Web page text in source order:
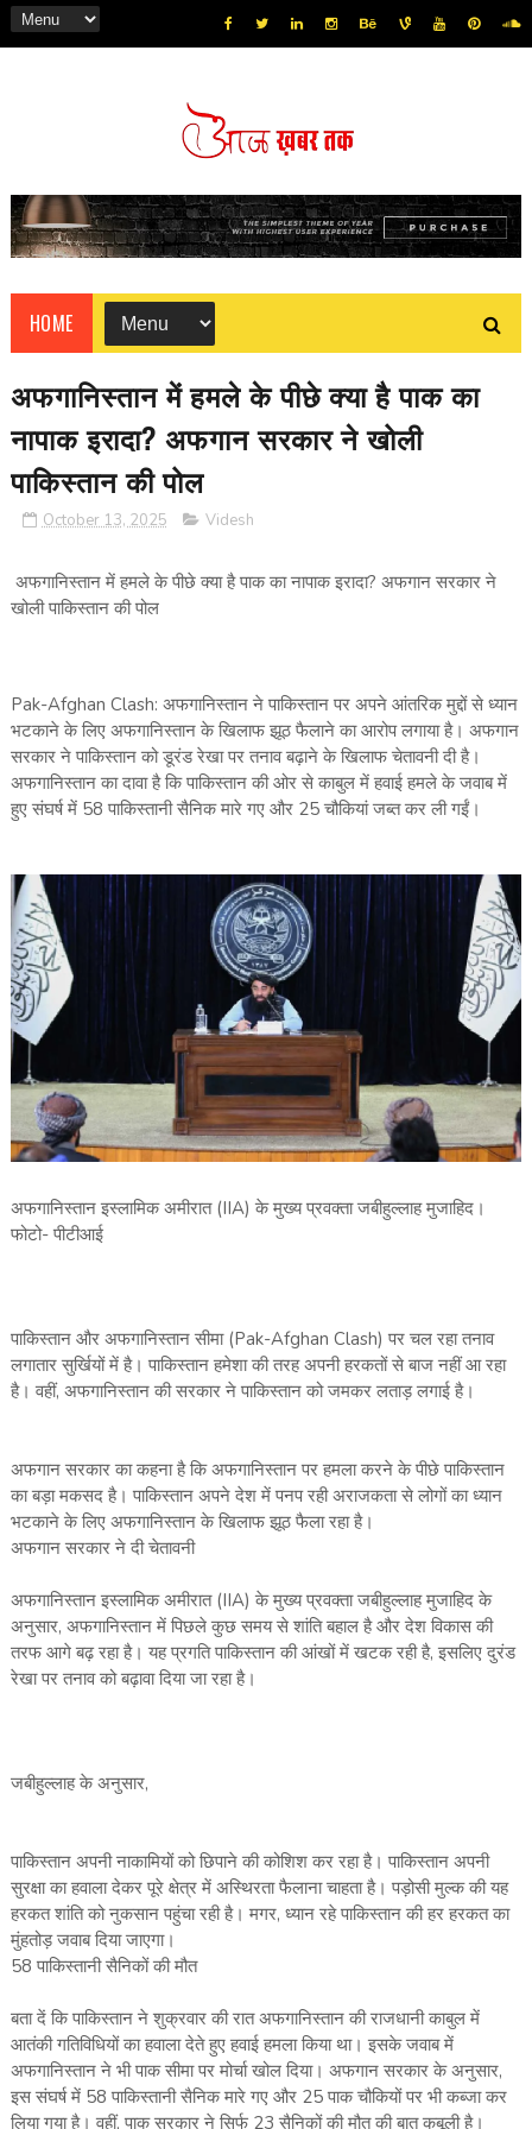
HOME
अफगानिस्तान में हमले के पीछे क्या है पाक का
नापाक इरादा? अफगान सरकार ने खोली
पाकिस्तान की पोल
October 13, 2025 Videsh
अफगानिस्तान में हमले के पीछे क्या है पाक का नापाक इरादा? अफगान सरकार ने
खोली पाकिस्तान की पोल
Pak-Afghan Clash: अफगानिस्तान ने पाकिस्तान पर अपने आंतरिक मुद्दों से ध्यान
भटकाने के लिए अफगानिस्तान के खिलाफ झूठ फैलाने का आरोप लगाया है। अफगान
सरकार ने पाकिस्तान को डूरंड रेखा पर तनाव बढ़ाने के खिलाफ चेतावनी दी है।
अफगानिस्तान का दावा है कि पाकिस्तान की ओर से काबुल में हवाई हमले के जवाब में
हुए संघर्ष में 58 पाकिस्तानी सैनिक मारे गए और 25 चौकियां जब्त कर ली गईं।
अफगानिस्तान इस्लामिक अमीरात (IIA) के मुख्य प्रवक्ता जबीहुल्लाह मुजाहिद।
फोटो- पीटीआई
पाकिस्तान और अफगानिस्तान सीमा (Pak-Afghan Clash) पर चल रहा तनाव
लगातार सुर्खियों में है। पाकिस्तान हमेशा की तरह अपनी हरकतों से बाज नहीं आ रहा
है। वहीं, अफगानिस्तान की सरकार ने पाकिस्तान को जमकर लताड़ लगाई है।
अफगान सरकार का कहना है कि अफगानिस्तान पर हमला करने के पीछे पाकिस्तान
का बड़ा मकसद है। पाकिस्तान अपने देश में पनप रही अराजकता से लोगों का ध्यान
भटकाने के लिए अफगानिस्तान के खिलाफ झूठ फैला रहा है।
अफगान सरकार ने दी चेतावनी
अफगानिस्तान इस्लामिक अमीरात (IIA) के मुख्य प्रवक्ता जबीहुल्लाह मुजाहिद के
अनुसार, अफगानिस्तान में पिछले कुछ समय से शांति बहाल है और देश विकास की
तरफ आगे बढ़ रहा है। यह प्रगति पाकिस्तान की आंखों में खटक रही है, इसलिए दुरंड
रेखा पर तनाव को बढ़ावा दिया जा रहा है।
जबीहुल्लाह के अनुसार,
पाकिस्तान अपनी नाकामियों को छिपाने की कोशिश कर रहा है। पाकिस्तान अपनी
सुरक्षा का हवाला देकर पूरे क्षेत्र में अस्थिरता फैलाना चाहता है। पड़ोसी मुल्क की यह
हरकत शांति को नुकसान पहुंचा रही है। मगर, ध्यान रहे पाकिस्तान की हर हरकत का
मुंहतोड़ जवाब दिया जाएगा।
58 पाकिस्तानी सैनिकों की मौत
बता दें कि पाकिस्तान ने शुक्रवार की रात अफगानिस्तान की राजधानी काबुल में
आतंकी गतिविधियों का हवाला देते हुए हवाई हमला किया था। इसके जवाब में
अफगानिस्तान ने भी पाक सीमा पर मोर्चा खोल दिया। अफगान सरकार के अनुसार,
इस संघर्ष में 58 पाकिस्तानी सैनिक मारे गए और 25 पाक चौकियों पर भी कब्जा कर
लिया गया है। वहीं, पाक सरकार ने सिर्फ 23 सैनिकों की मौत की बात कबूली है।